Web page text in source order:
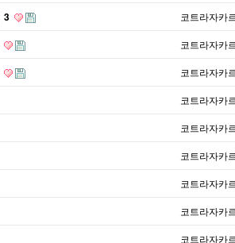
3 코트라자카
코트라자카
코트라자카
코트라자카
코트라자카
코트라자카
코트라자카
코트라자카
코트라자카